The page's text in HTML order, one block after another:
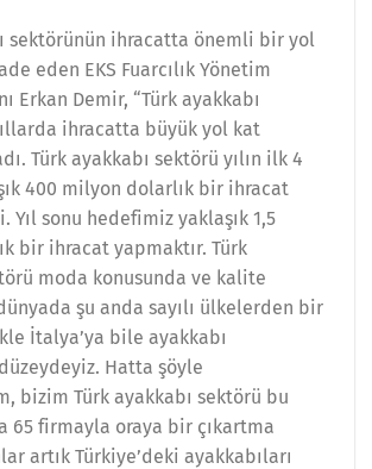
sektörünün ihracatta önemli bir yol
eden EKS Fuarcılık Yönetim
Erkan Demir, “Türk ayakkabı
ihracatta büyük yol kat
Türk ayakkabı sektörü yılın ilk 4
400 milyon dolarlık bir ihracat
Yıl sonu hedefimiz yaklaşık 1,5
bir ihracat yapmaktır. Türk
moda konusunda ve kalite
şu anda sayılı ülkelerden bir
İtalya’ya bile ayakkabı
Hatta şöyle
bizim Türk ayakkabı sektörü bu
65 firmayla oraya bir çıkartma
artık Türkiye’deki ayakkabıları